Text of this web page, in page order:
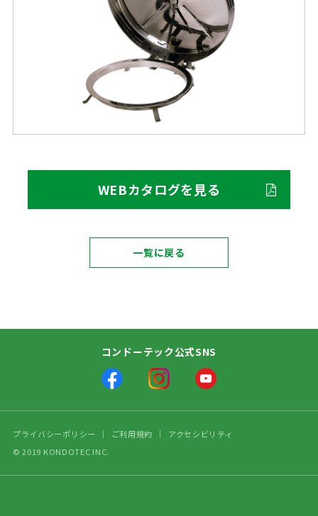
WEBカタログを見る
一覧に戻る
コンドーテック公式SNS
プライバシーポリシー ご利用規約
アクセシビリティ
© 2019 KONDOTEC INC.